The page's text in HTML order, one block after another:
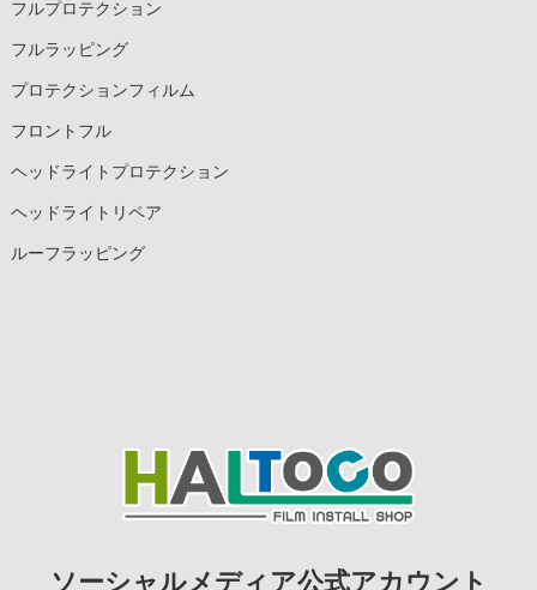
フルプロテクション
フルラッピング
プロテクションフィルム
フロントフル
ヘッドライトプロテクション
ヘッドライトリペア
ルーフラッピング
ソーシャルメディア公式アカウント